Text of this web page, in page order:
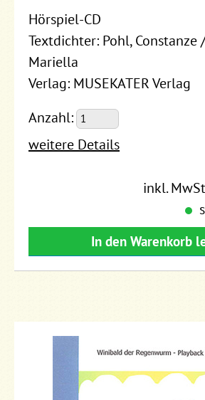
Hörspiel-CD
Textdichter: Pohl, Constanze
Mariella
Verlag: MUSEKATER Verlag
Anzahl:
weitere Details
inkl.
In den Warenkorb